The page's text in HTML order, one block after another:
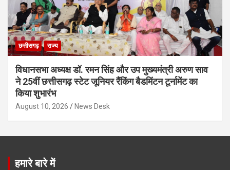
छत्तीसगढ़ राज्य
विधानसभा अध्यक्ष डॉ. रमन सिंह और उप मुख्यमंत्री अरुण साव
ने 25वीं छत्तीसगढ़ स्टेट जूनियर रैंकिंग बैडमिंटन टूर्नामेंट का
किया शुभारंभ
August 10, 2026 News Desk
हमारे बारे में